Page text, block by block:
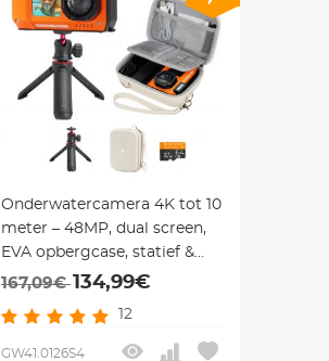
Onderwatercamera 4K tot 10
meter – 48MP, dual screen,
EVA opbergcase, statief &
SOS-licht – oranje – voor
Kentfaith
167,09€134,99€
12
GW41.0126S4